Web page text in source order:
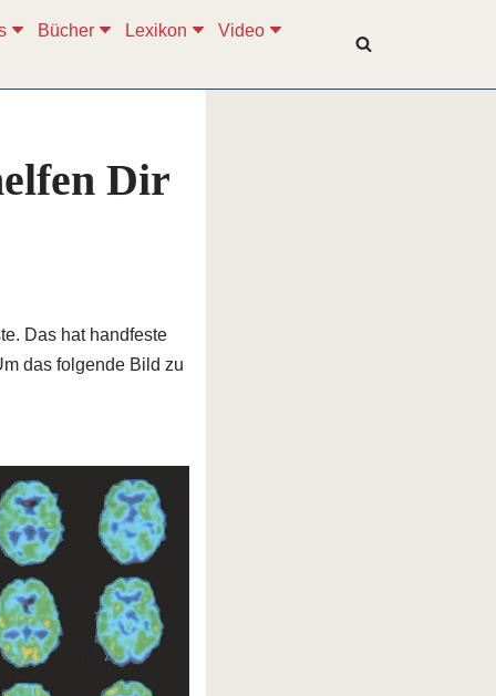
Bücher Lexikon
Video
Dir
Das hat handfeste
das folgende Bild zu